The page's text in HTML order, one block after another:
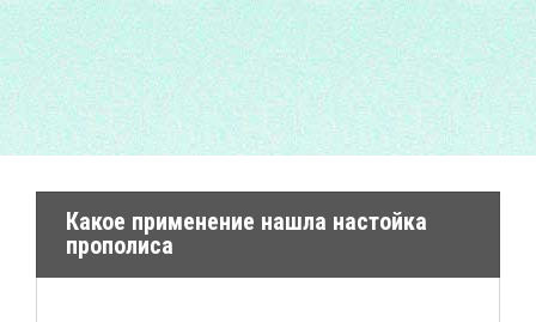
Какое применение нашла настойка
прополиса